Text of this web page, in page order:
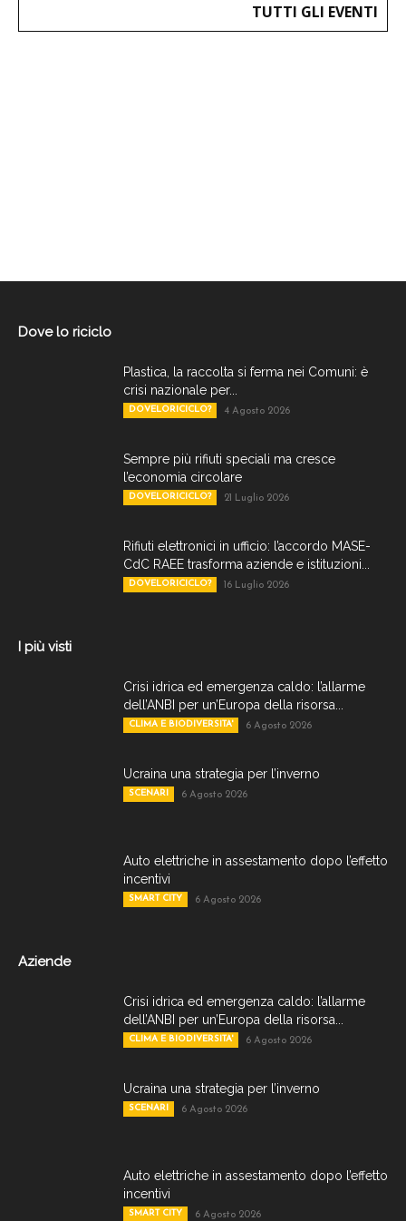
TUTTI GLI EVENTI
Dove lo riciclo
Plastica, la raccolta si ferma nei Comuni: è
crisi nazionale per...
DOVELORICICLO? 4 Agosto 2026
Sempre più rifiuti speciali ma cresce
l’economia circolare
DOVELORICICLO? 21 Luglio 2026
Rifiuti elettronici in ufficio: l’accordo MASE-
CdC RAEE trasforma aziende e istituzioni...
DOVELORICICLO? 16 Luglio 2026
I più visti
Crisi idrica ed emergenza caldo: l’allarme
dell’ANBI per un’Europa della risorsa...
CLIMA E BIODIVERSITA' 6 Agosto 2026
Ucraina una strategia per l’inverno
SCENARI 6 Agosto 2026
Auto elettriche in assestamento dopo l’effetto
incentivi
SMART CITY 6 Agosto 2026
Aziende
Crisi idrica ed emergenza caldo: l’allarme
dell’ANBI per un’Europa della risorsa...
CLIMA E BIODIVERSITA' 6 Agosto 2026
Ucraina una strategia per l’inverno
SCENARI 6 Agosto 2026
Auto elettriche in assestamento dopo l’effetto
incentivi
SMART CITY 6 Agosto 2026